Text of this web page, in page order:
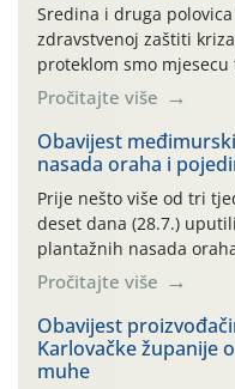
Sredina i druga
zdravstvenoj zaštiti
proteklom smo
preventivnim mjerama
uzročnika bolesti,
06.7.)! Na početku ovog
povijesno i ekstremno
najviše temperature […]
Pročitajte više
Obavijest
nasada oraha i
Prije nešto više od tri
deset dana (28.7.)
plantažnih nasada
leta i ovogodišnjoj
orahove muhe
traje drugi ovogodišnji
izražen zadnja šest
temperature zraka
Pročitajte više
Obavijest
Karlovačke županije
muhe